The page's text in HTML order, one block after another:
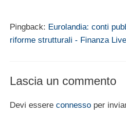
Pingback: Eurolandia: conti
riforme strutturali - Finanza Live
Lascia un commento
Devi essere connesso per